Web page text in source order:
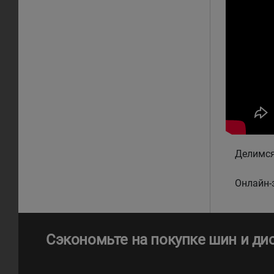
Сэкономьте на покупке шин и